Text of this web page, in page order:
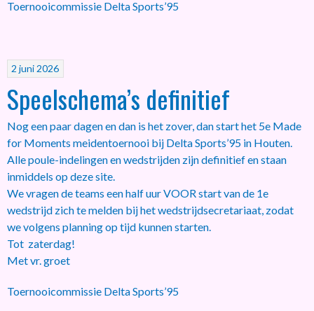
Toernooicommissie Delta Sports’95
2 juni 2026
Speelschema’s definitief
Nog een paar dagen en dan is het zover, dan start het 5e Made
for Moments meidentoernooi bij Delta Sports’95 in Houten.
Alle poule-indelingen en wedstrijden zijn definitief en staan
inmiddels op deze site.
We vragen de teams een half uur VOOR start van de 1e
wedstrijd zich te melden bij het wedstrijdsecretariaat, zodat
we volgens planning op tijd kunnen starten.
Tot zaterdag!
Met vr. groet
Toernooicommissie Delta Sports’95